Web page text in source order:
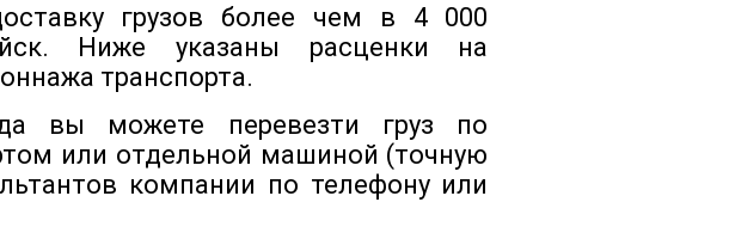
Новости
Документы
Контакты
грузов более чем в 4 000
Ниже указаны расценки на
транспорта.
вы можете перевезти груз по
или отдельной машиной (точную
компании по телефону или